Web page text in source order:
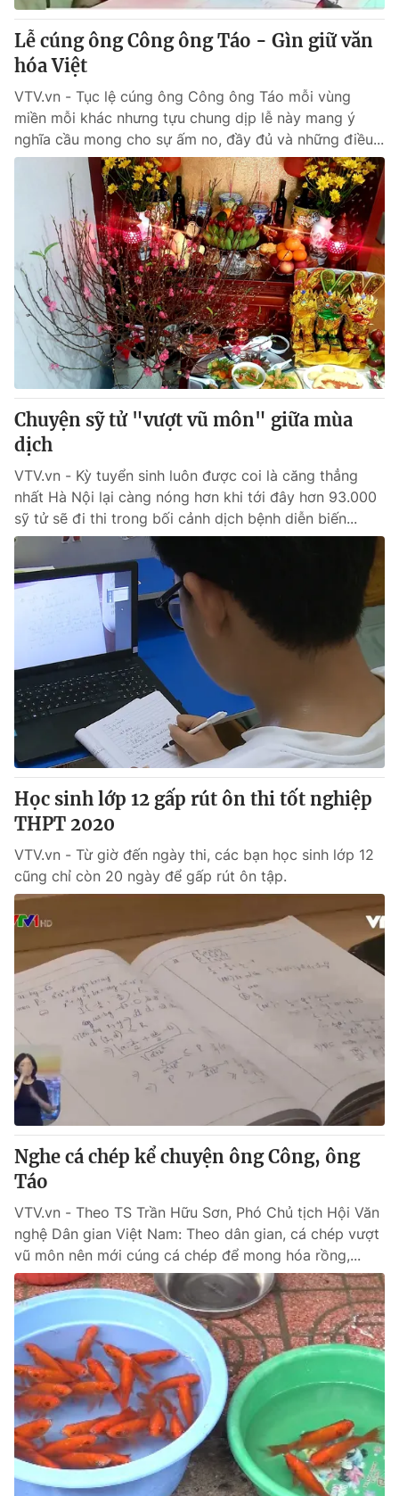
Lễ cúng ông Công ông Táo - Gìn giữ văn
hóa Việt
VTV.vn - Tục lệ cúng ông Công ông Táo mỗi vùng
miền mỗi khác nhưng tựu chung dịp lễ này mang ý
nghĩa cầu mong cho sự ấm no, đầy đủ và những điều...
Chuyện sỹ tử "vượt vũ môn" giữa mùa
dịch
VTV.vn - Kỳ tuyển sinh luôn được coi là căng thẳng
nhất Hà Nội lại càng nóng hơn khi tới đây hơn 93.000
sỹ tử sẽ đi thi trong bối cảnh dịch bệnh diễn biến...
Học sinh lớp 12 gấp rút ôn thi tốt nghiệp
THPT 2020
VTV.vn - Từ giờ đến ngày thi, các bạn học sinh lớp 12
cũng chỉ còn 20 ngày để gấp rút ôn tập.
Nghe cá chép kể chuyện ông Công, ông
Táo
VTV.vn - Theo TS Trần Hữu Sơn, Phó Chủ tịch Hội Văn
nghệ Dân gian Việt Nam: Theo dân gian, cá chép vượt
vũ môn nên mới cúng cá chép để mong hóa rồng,...